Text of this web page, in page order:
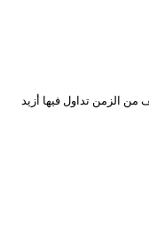
ضجت به القاعة. ساعة ونصف من الزمن تداول فيها أزيد